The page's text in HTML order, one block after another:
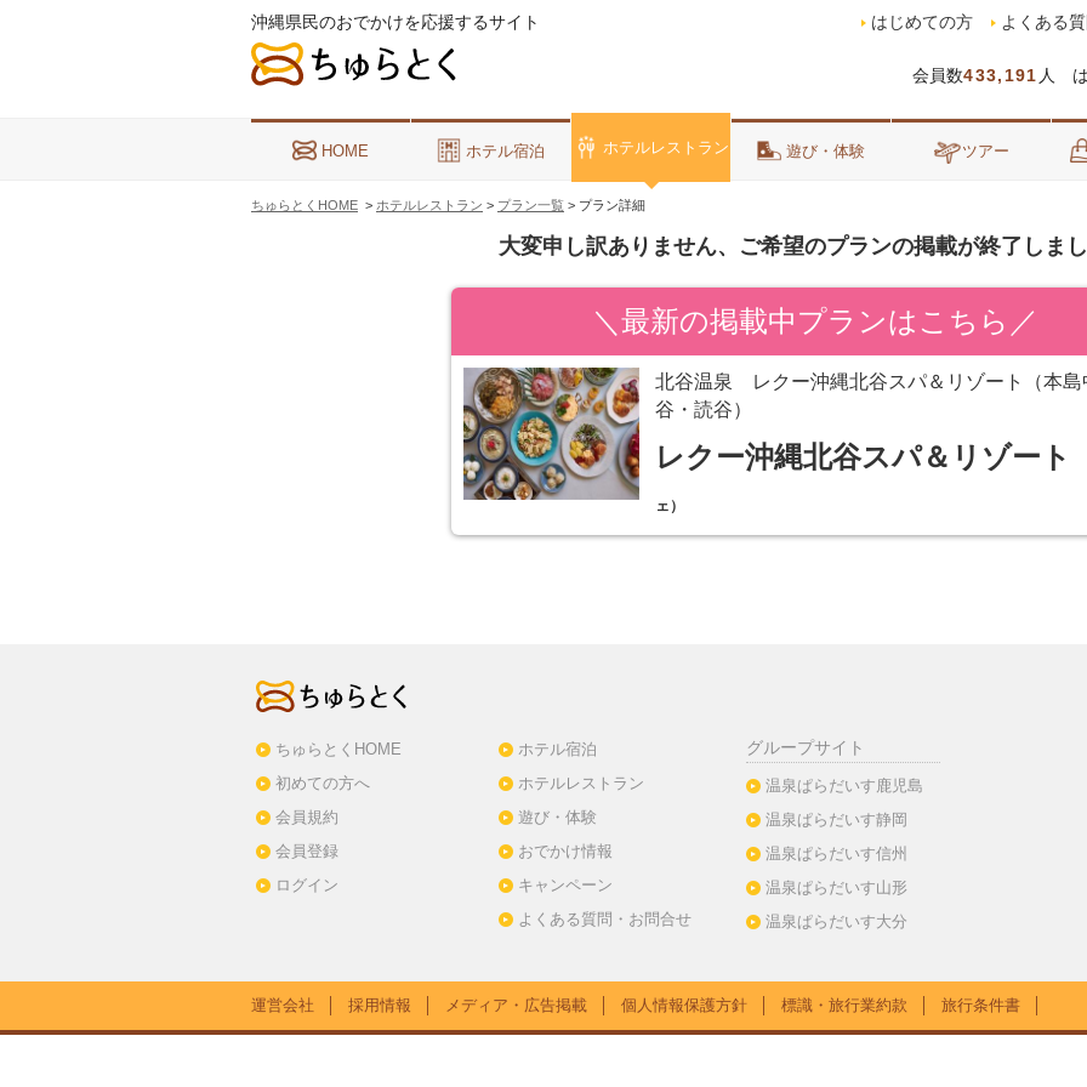
沖縄県民のおでかけを応援するサイト
会員数433,191 人 は
はじめての方 よくある
HOME ホテル宿泊 ホテルレストラン 遊び・体験 ツアー
ちゅらとくHOME > ホテルレストラン > プラン一覧 > プラン詳細
大変申し訳ありません、ご希望のプランの掲載が終了しまし
＼最新の掲載中プランはこちら／
北谷温泉 レクー沖縄北谷スパ＆リゾート（本島
谷・読谷）
レクー沖縄北谷スパ＆リゾート
ェ）
ちゅらとくHOME
初めての方へ
会員規約
会員登録
ログイン
ホテル宿泊
ホテルレストラン
遊び・体験
おでかけ情報
キャンペーン
よくある質問・お問合せ
グループサイト
温泉ぱらだいす鹿児島
温泉ぱらだいす静岡
温泉ぱらだいす信州
温泉ぱらだいす山形
温泉ぱらだいす大分
運営会社 採用情報 メディア・広告掲載 個人情報保護方針 標識・旅行業約款 旅行条件書